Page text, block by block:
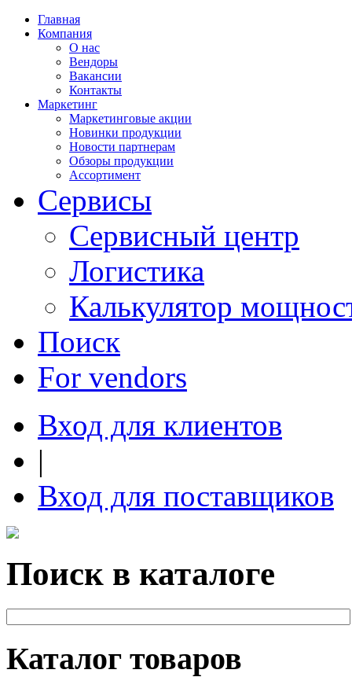
Главная
Компания
О нас
Вендоры
Вакансии
Контакты
Маркетинг
Маркетинговые акции
Новинки продукции
Новости партнерам
Обзоры продукции
Ассортимент
Сервисы
Сервисный центр
Логистика
Калькулятор
Поиск
For vendors
Вход для клиентов
|
Вход для поставщиков
Поиск в каталоге
Каталог товаров